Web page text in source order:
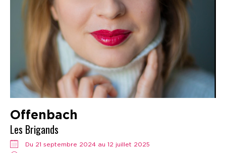
Offenbach
Les Brigands
Du 21 septembre 2024 au 12 juillet 2025